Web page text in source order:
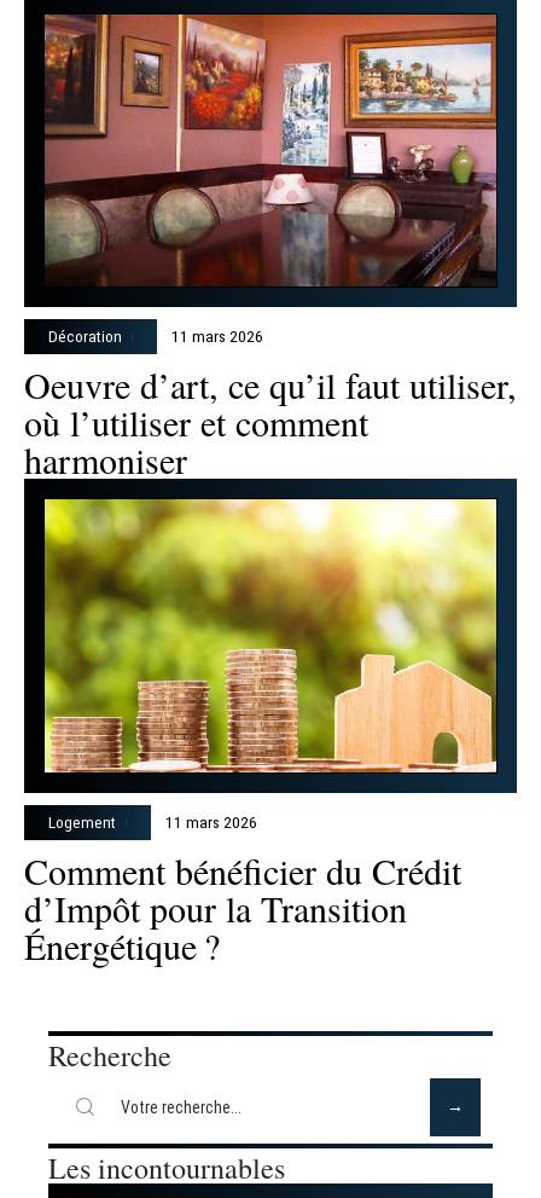
Décoration 11 mars 2026
Oeuvre d’art, ce qu’il faut utiliser,
où l’utiliser et comment
harmoniser
Logement 11 mars 2026
Comment bénéficier du Crédit
d’Impôt pour la Transition
Énergétique ?
Recherche
Les incontournables